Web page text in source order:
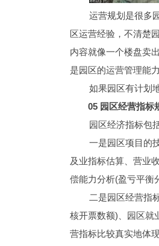
运营规划是很多
区运营经验，不清楚
内容就像一个楼盘卖
是园区的运营管理能
如果园区有计划
05 园区经营指标
园区经济指标包
一是园区项目的
及业指标估算、营业
偿能力分析(盈亏平衡
二是园区经营指
核开票数额) 、园区
营指标比较真实地体